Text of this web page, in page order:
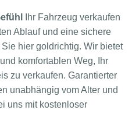
Ihr Fahrzeug verkaufen
Ablauf und eine sichere
hier goldrichtig. Wir bietet
komfortablen Weg, Ihr
zu verkaufen. Garantierter
unabhängig vom Alter und
uns mit kostenloser